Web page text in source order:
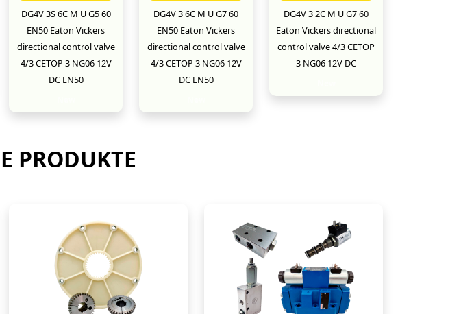
DG4V 3S 6C M U G5 60
EN50 Eaton Vickers
directional control valve
4/3 CETOP 3 NG06 12V
DC EN50
DG4V 3 6C M U G7 60
EN50 Eaton Vickers
directional control valve
4/3 CETOP 3 NG06 12V
DC EN50
DG4V 3 2C M U G7 60
Eaton Vickers directional
control valve 4/3 CETOP
3 NG06 12V DC
PRODUKTE